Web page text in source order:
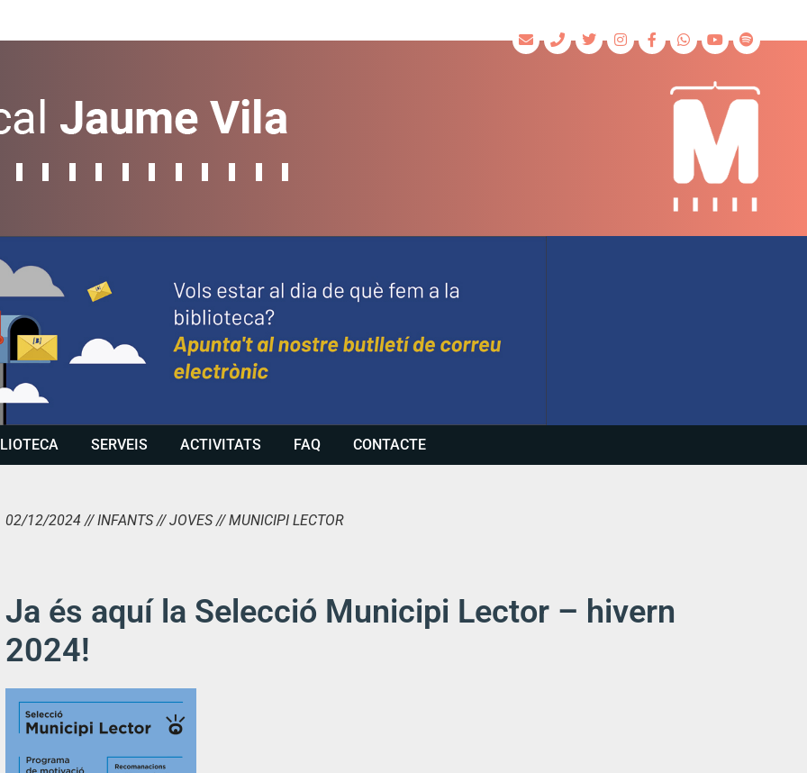
SERVEIS ACTIVITATS FAQ CONTACTE
02/12/2024 // INFANTS // JOVES // MUNICIPI LECTOR
Ja és aquí la Selecció Municipi Lector – hivern
2024!